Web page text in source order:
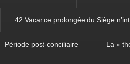
42 Vacance prolongée du Siège
Période post-conciliaire La «